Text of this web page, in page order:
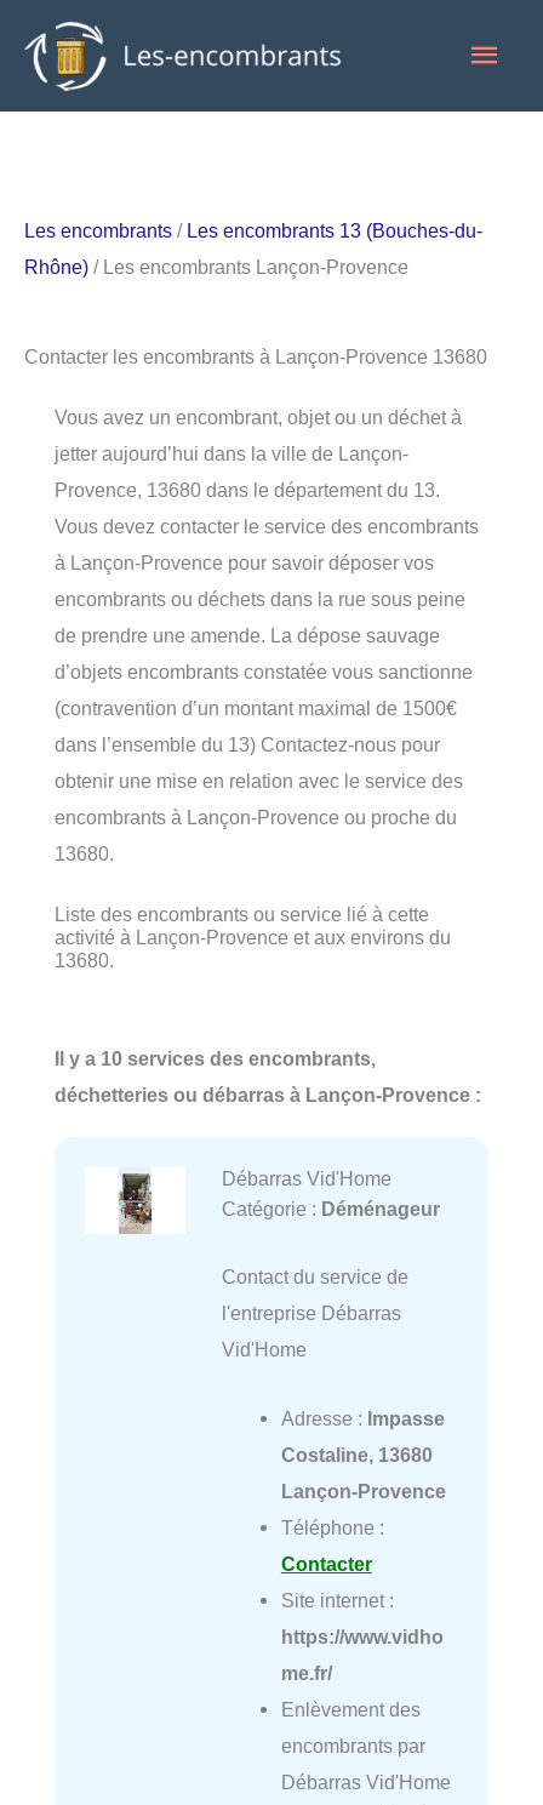
contenu
Les encombrants / Les encombrants 13 (Bouches-du-
Rhône) / Les encombrants Lançon-Provence
Contacter les encombrants à Lançon-Provence 13680
Vous avez un encombrant, objet ou un déchet à
jetter aujourd’hui dans la ville de Lançon-
Provence, 13680 dans le département du 13.
Vous devez contacter le service des encombrants
à Lançon-Provence pour savoir déposer vos
encombrants ou déchets dans la rue sous peine
de prendre une amende. La dépose sauvage
d’objets encombrants constatée vous sanctionne
(contravention d’un montant maximal de 1500€
dans l’ensemble du 13) Contactez-nous pour
obtenir une mise en relation avec le service des
encombrants à Lançon-Provence ou proche du
13680.
Liste des encombrants ou service lié à cette
activité à Lançon-Provence et aux environs du
13680.
Il y a 10 services des encombrants,
déchetteries ou débarras à Lançon-Provence :
Débarras Vid'Home
Catégorie : Déménageur
Contact du service de
l'entreprise Débarras
Vid'Home
Adresse : Impasse
Costaline, 13680
Lançon-Provence
Téléphone :
Contacter
Site internet :
https://www.vidho
me.fr/
Enlèvement des
encombrants par
Débarras Vid'Home